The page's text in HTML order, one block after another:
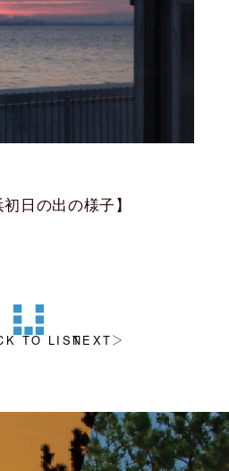
初日の出の様子】
TO LISTNEXT